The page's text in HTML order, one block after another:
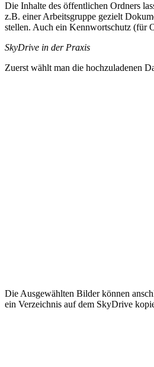
Die Inhalte des öffentlichen Ordners
z.B. einer Arbeitsgruppe gezielt
stellen. Auch ein Kennwortschutz (für
SkyDrive in der Praxis
Zuerst wählt man die hochzuladenen
Die Ausgewählten Bilder können
ein Verzeichnis auf dem SkyDrive